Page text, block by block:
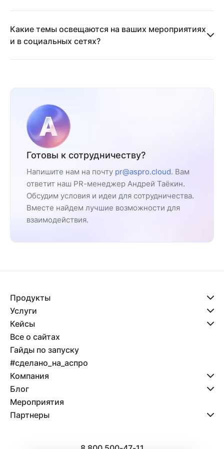
Да, мы открыты к предложениям по спонсорству на
наших конференциях и вебинарах.
Какие темы освещаются на ваших мероприятиях
и в социальных сетях?
Готовы к сотрудничеству?
Напишите нам на почту pr@aspro.cloud. Вам
ответит наш PR-менеджер Андрей Таёкин.
Обсудим условия и идеи для сотрудничества.
Вместе найдем лучшие возможности для
взаимодействия.
Продукты
Услуги
Кейсы
Все о сайтах
Гайды по запуску
#сделано_на_аспро
Компания
Блог
Мероприятия
Партнеры